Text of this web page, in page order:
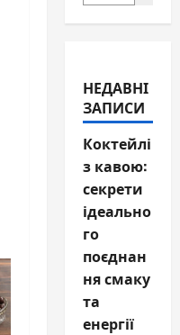
НЕДАВНІ
ЗАПИСИ
Коктейлі
з кавою:
секрети
ідеально
го
поєднан
ня смаку
та
енергії